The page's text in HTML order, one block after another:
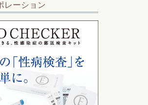
レーション